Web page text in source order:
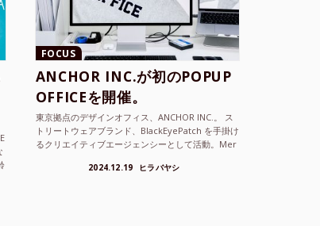
FOCUS
ANCHOR INC.が初のPOPUP
OFFICEを開催。
東京拠点のデザインオフィス、ANCHOR INC.。 ス
トリートウェアブランド、BlackEyePatch を手掛け
るクリエイティブエージェンシーとして活動。Mer
cedes Anchor inc. ...
2024.12.19 ヒラバヤシ